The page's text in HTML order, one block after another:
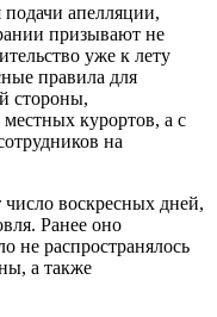
подачи апелляции,
призывают не
уже к лету
правила для
стороны,
курортов, а с
на
воскресных дней,
Ранее оно
не распространялось
а также